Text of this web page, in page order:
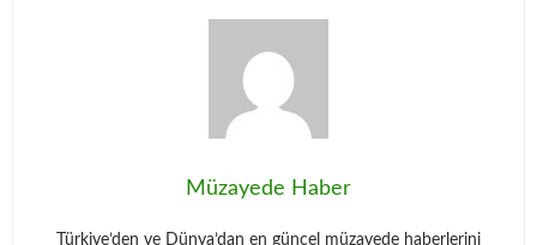
Müzayede Haber
Türkiye’den ve Dünya’dan en güncel müzayede haberlerini